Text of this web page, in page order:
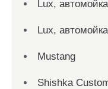
Lux, автомойка
Lux, автомойка
Mustang
Shishka